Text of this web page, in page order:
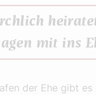
mit ins
der Ehe gibt